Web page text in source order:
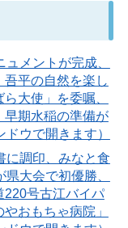
メントが完成、
吾平の自然を楽し
大使」を委嘱、
早期水稲の準備が
ウで開きます）
に調印、みなと食
大会で初優勝、
220号古江バイパ
おもちゃ病院」